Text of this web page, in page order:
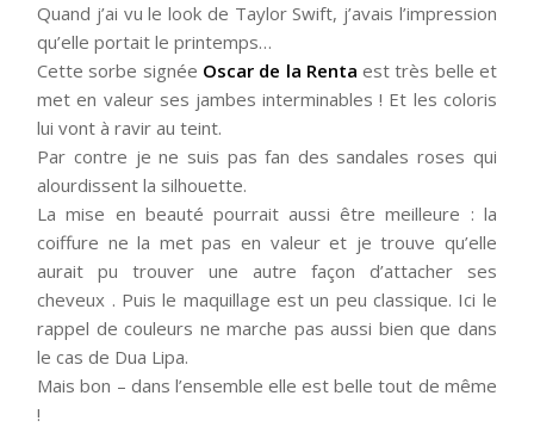
Quand j’ai vu le look de Taylor Swift, j’avais l’impression
qu’elle portait le printemps…
Cette sorbe signée Oscar de la Renta est très belle et
met en valeur ses jambes interminables ! Et les coloris
lui vont à ravir au teint.
Par contre je ne suis pas fan des sandales roses qui
alourdissent la silhouette.
La mise en beauté pourrait aussi être meilleure : la
coiffure ne la met pas en valeur et je trouve qu’elle
aurait pu trouver une autre façon d’attacher ses
cheveux . Puis le maquillage est un peu classique. Ici le
rappel de couleurs ne marche pas aussi bien que dans
le cas de Dua Lipa.
Mais bon – dans l’ensemble elle est belle tout de même
!